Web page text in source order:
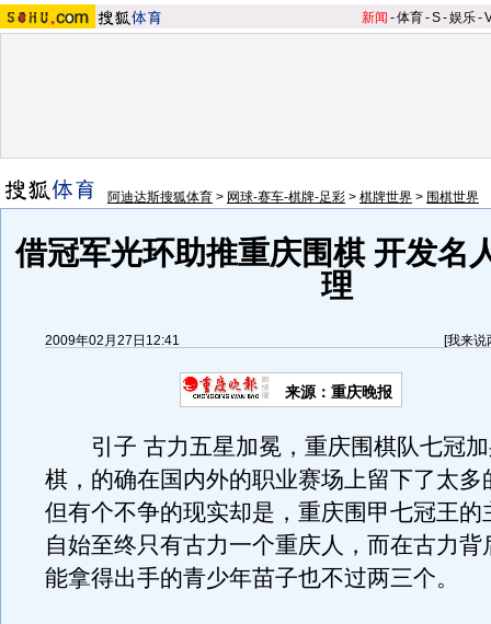
新闻 -体育-S-娱乐-
阿迪达斯搜狐体育 > 网球-赛车-棋牌-足彩 > 棋牌世界 > 围棋世界
借冠军光环助推重庆围棋 开发名
理
2009年02月27日12:41 [我来说
来源：重庆晚报
引子 古力五星加冕，重庆围棋队七冠加
棋，的确在国内外的职业赛场上留下了太多
但有个不争的现实却是，重庆围甲七冠王的
自始至终只有古力一个重庆人，而在古力背
能拿得出手的青少年苗子也不过两三个。